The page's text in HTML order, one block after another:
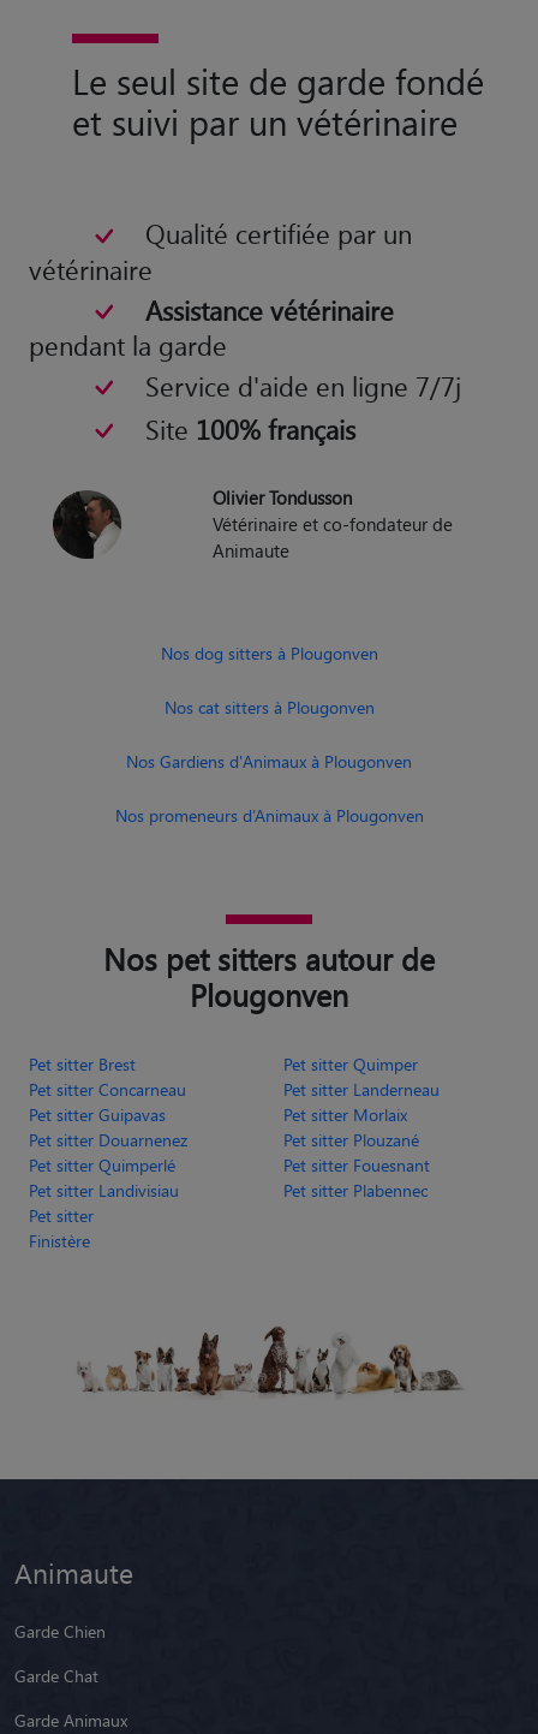
Le seul site de garde fondé
et suivi par un vétérinaire
Qualité certifiée par un
vétérinaire
Assistance vétérinaire
pendant la garde
Service d'aide en ligne 7/7j
Site 100% français
Olivier Tondusson
Vétérinaire et co-fondateur de
Animaute
Nos dog sitters à Plougonven
Nos cat sitters à Plougonven
Nos Gardiens d'Animaux à Plougonven
Nos promeneurs d’Animaux à Plougonven
Nos pet sitters autour de
Plougonven
Pet sitter Brest
Pet sitter Quimper
Pet sitter Concarneau
Pet sitter Landerneau
Pet sitter Guipavas
Pet sitter Morlaix
Pet sitter Douarnenez
Pet sitter Plouzané
Pet sitter Quimperlé
Pet sitter Fouesnant
Pet sitter Landivisiau
Pet sitter Plabennec
Pet sitter
Finistère
Animaute
Garde Chien
Garde Chat
Garde Animaux